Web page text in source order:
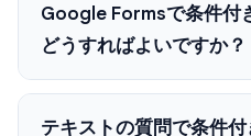
Google Formsで条件付
どうすればよいですか？
テキストの質問で条件